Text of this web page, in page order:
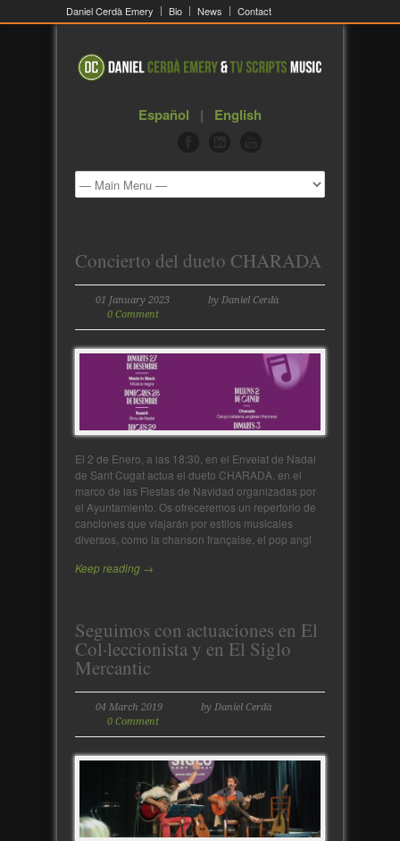
Daniel Cerdà Emery Bio News Contact
Español | English
Concierto del dueto CHARADA
01 January 2023
by Daniel Cerdà
0 Comment
El 2 de Enero, a las 18:30, en el Envelat de Nadal
de Sant Cugat actua el dueto CHARADA, en el
marco de las Fiestas de Navidad organizadas por
el Ayuntamiento. Os ofreceremos un repertorio de
canciones que viajarán por estilos musicales
diversos, como la chanson française, el pop angl
Keep reading →
Seguimos con actuaciones en El
Col·leccionista y en El Siglo
Mercantic
04 March 2019
by Daniel Cerdà
0 Comment